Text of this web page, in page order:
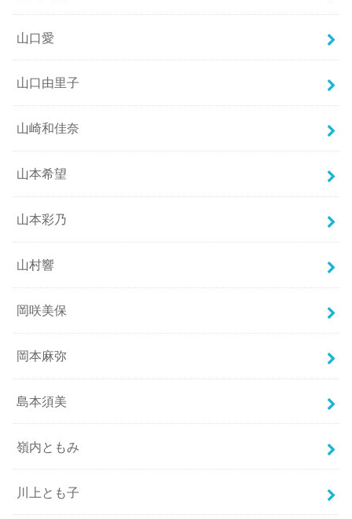
山口愛
山口由里子
山崎和佳奈
山本希望
山本彩乃
山村響
岡咲美保
岡本麻弥
島本須美
嶺内ともみ
川上とも子